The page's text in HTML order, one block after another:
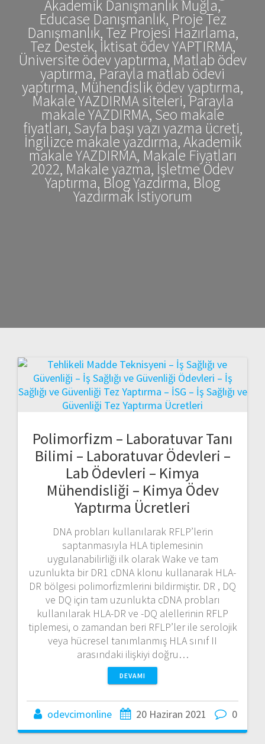
Akademik Danışmanlık Muğla,
Educase Danışmanlık, Proje Tez
Danışmanlık, Tez Projesi Hazırlama,
Tez Destek, İktisat ödev YAPTIRMA,
Üniversite ödev yaptırma, Matlab ödev
yaptırma, Parayla matlab ödevi
yaptırma, Mühendislik ödev yaptırma,
Makale YAZDIRMA siteleri, Parayla
makale YAZDIRMA, Seo makale
fiyatları, Sayfa başı yazı yazma ücreti,
İngilizce makale yazdırma, Akademik
makale YAZDIRMA, Makale Fiyatları
2022, Makale yazma, İşletme Ödev
Yaptırma, Blog Yazdırma, Blog
Yazdırmak İstiyorum
Polimorfizm – Laboratuvar Tanı
Bilimi – Laboratuvar Ödevleri –
Lab Ödevleri – Kimya
Mühendisliği – Kimya Ödev
Yaptırma Ücretleri
DNA probları kullanılarak RFLP’lerin
saptanmasıyla HLA tiplemesinin
uygulanabilirliği ilk olarak Wake ve tam
uzunlukta bir DR1 cDNA klonu kullanarak HLA-
DR bölgesi polimorfizmlerini bildirmiştir. DR , DQ
ve DQ için tam uzunlukta cDNA probları
kullanılarak HLA-DR ve -DQ alellerinin RFLP
tiplemesi, o zamandan beri RFLP’ler ile serolojik
veya hücresel tanımlanmış HLA sınıf II
arasındaki ilişkiyi doğru…
DEVAMI
odevcimonline 20 Haziran 2021 0